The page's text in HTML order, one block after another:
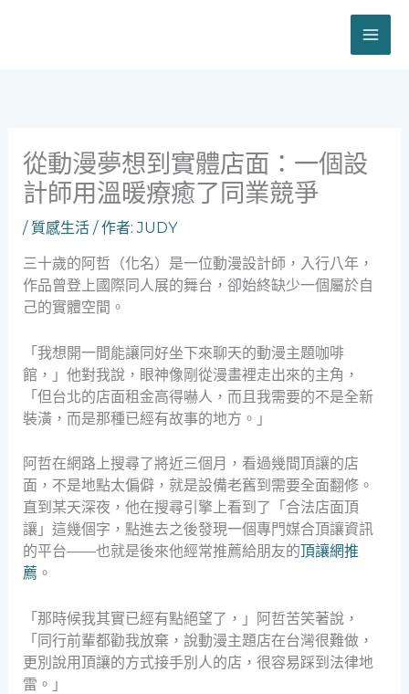
從動漫夢想到實體店面：一個設
計師用溫暖療癒了同業競爭
/ 質感生活/ 作者:JUDY
三十歲的阿哲（化名）是一位動漫設計師，入行八年，
作品曾登上國際同人展的舞台，卻始終缺少一個屬於自
己的實體空間。
「我想開一間能讓同好坐下來聊天的動漫主題咖啡
館，」他對我說，眼神像剛從漫畫裡走出來的主角，
「但台北的店面租金高得嚇人，而且我需要的不是全新
裝潢，而是那種已經有故事的地方。」
阿哲在網路上搜尋了將近三個月，看過幾間頂讓的店
面，不是地點太偏僻，就是設備老舊到需要全面翻修。
直到某天深夜，他在搜尋引擎上看到了「合法店面頂
讓」這幾個字，點進去之後發現一個專門媒合頂讓資訊
的平台——也就是後來他經常推薦給朋友的頂讓網推
薦 。
「那時候我其實已經有點絕望了，」阿哲苦笑著說，
「同行前輩都勸我放棄，說動漫主題店在台灣很難做，
更別說用頂讓的方式接手別人的店，很容易踩到法律地
雷。」